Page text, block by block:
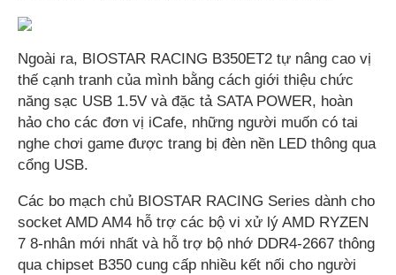
Ngoài ra, BIOSTAR RACING B350ET2 tự nâng cao vị
thế cạnh tranh của mình bằng cách giới thiệu chức
năng sạc USB 1.5V và đặc tả SATA POWER, hoàn
hảo cho các đơn vị iCafe, những người muốn có tai
nghe chơi game được trang bị đèn nền LED thông qua
cổng USB.
Các bo mạch chủ BIOSTAR RACING Series dành cho
socket AMD AM4 hỗ trợ các bộ vi xử lý AMD RYZEN
7 8-nhân mới nhất và hỗ trợ bộ nhớ DDR4-2667 thông
qua chipset B350 cung cấp nhiều kết nối cho người